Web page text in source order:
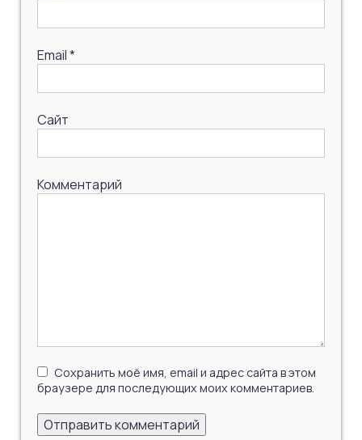
Email*
Сайт
Комментарий
Сохранить моё имя, email и адрес сайта в этом
браузере для последующих моих комментариев.